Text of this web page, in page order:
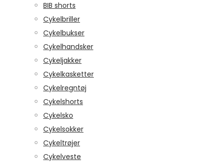
BIB shorts
Cykelbriller
Cykelbukser
Cykelhandsker
Cykeljakker
Cykelkasketter
Cykelregntøj
Cykelshorts
Cykelsko
Cykelsokker
Cykeltrøjer
Cykelveste